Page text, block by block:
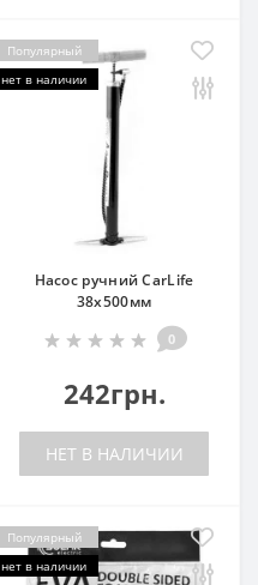
Популярный
нет в наличии
Насос ручний CarLife
38х500мм
0
242грн.
НЕТ В НАЛИЧИИ
Популярный
нет в наличии